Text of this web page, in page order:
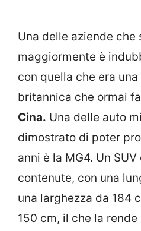
Una delle aziende che
maggiormente è
con quella che era
britannica che ormai
Cina. Una delle auto
dimostrato di poter
anni è la MG4. Un
contenute, con una
una larghezza da 184
150 cm, il che la